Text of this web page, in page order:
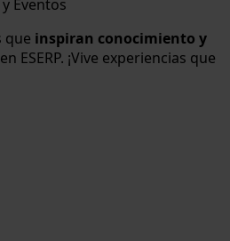
Eventos
que inspiran conocimiento y
en ESERP. ¡Vive experiencias que